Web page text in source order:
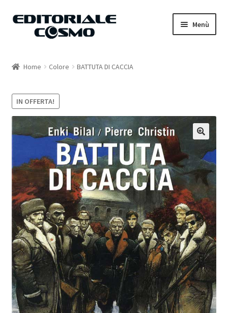
Vai
Vai
Menù
Carrello
Il mio account
Home Colore BATTUTA DI CACCIA
IN OFFERTA!